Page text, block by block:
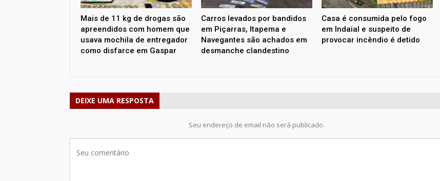
Mais de 11 kg de drogas são
apreendidos com homem que
usava mochila de entregador
como disfarce em Gaspar
Carros levados por bandidos
em Piçarras, Itapema e
Navegantes são achados em
desmanche clandestino
Casa é consumida pelo fogo
em Indaial e suspeito de
provocar incêndio é detido
DEIXE UMA RESPOSTA
Seu endereço de email não será publicado.